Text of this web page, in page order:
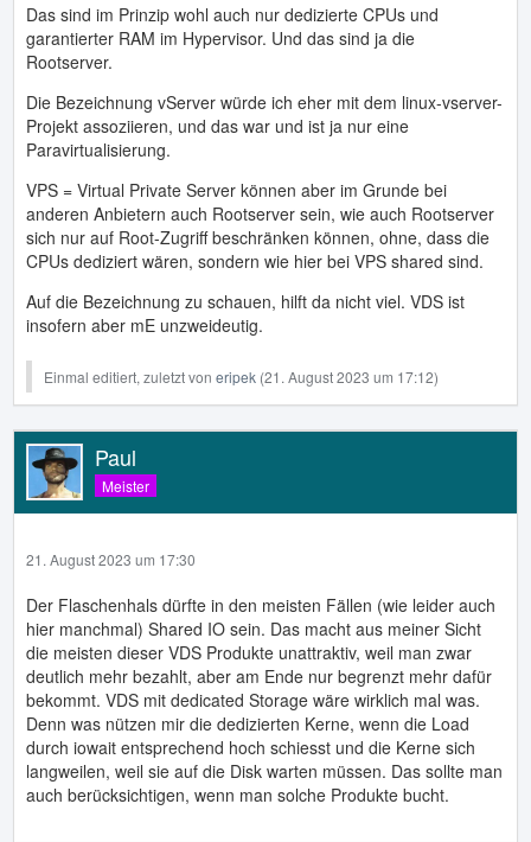
Das sind im Prinzip wohl auch nur dedizierte CPUs und
garantierter RAM im Hypervisor. Und das sind ja die
Rootserver.
Die Bezeichnung vServer würde ich eher mit dem linux-vserver-
Projekt assoziieren, und das war und ist ja nur eine
Paravirtualisierung.
VPS = Virtual Private Server können aber im Grunde bei
anderen Anbietern auch Rootserver sein, wie auch Rootserver
sich nur auf Root-Zugriff beschränken können, ohne, dass die
CPUs dediziert wären, sondern wie hier bei VPS shared sind.
Auf die Bezeichnung zu schauen, hilft da nicht viel. VDS ist
insofern aber mE unzweideutig.
Einmal editiert, zuletzt von eripek (21. August 2023 um 17:12)
Paul
Meister
21. August 2023 um 17:30
Der Flaschenhals dürfte in den meisten Fällen (wie leider auch
hier manchmal) Shared IO sein. Das macht aus meiner Sicht
die meisten dieser VDS Produkte unattraktiv, weil man zwar
deutlich mehr bezahlt, aber am Ende nur begrenzt mehr dafür
bekommt. VDS mit dedicated Storage wäre wirklich mal was.
Denn was nützen mir die dedizierten Kerne, wenn die Load
durch iowait entsprechend hoch schiesst und die Kerne sich
langweilen, weil sie auf die Disk warten müssen. Das sollte man
auch berücksichtigen, wenn man solche Produkte bucht.